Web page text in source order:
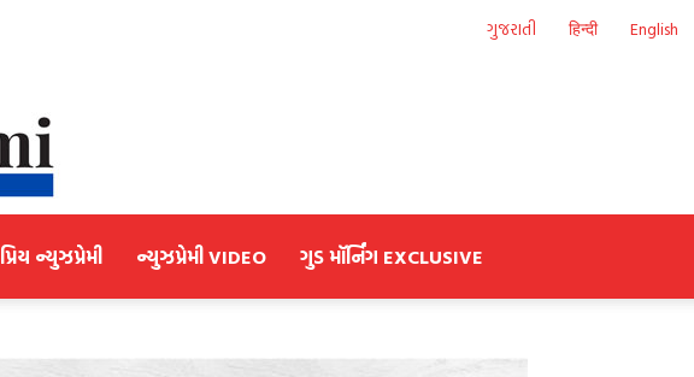
ગુજરાતી हिन्दी English
પ્રિય ન્યુઝપ્રેમી ન્યુઝપ્રેમી VIDEO ગુડ મૉર્નિંગ EXCLUSIVE